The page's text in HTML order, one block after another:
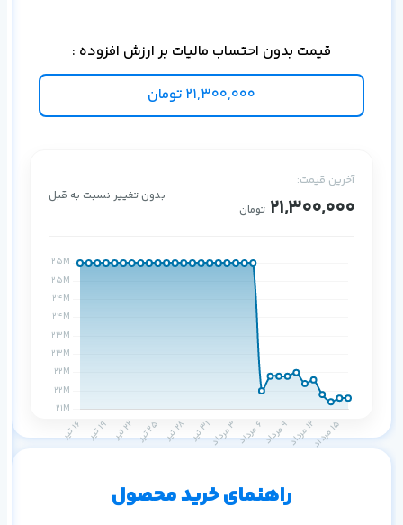
قیمت بدون احتساب مالیات بر ارزش افزوده :
21,300,000 تومان
آخرین قیمت:
21,300,000 تومان
بدون تغییر نسبت به قبل
راهنمای خرید محصول